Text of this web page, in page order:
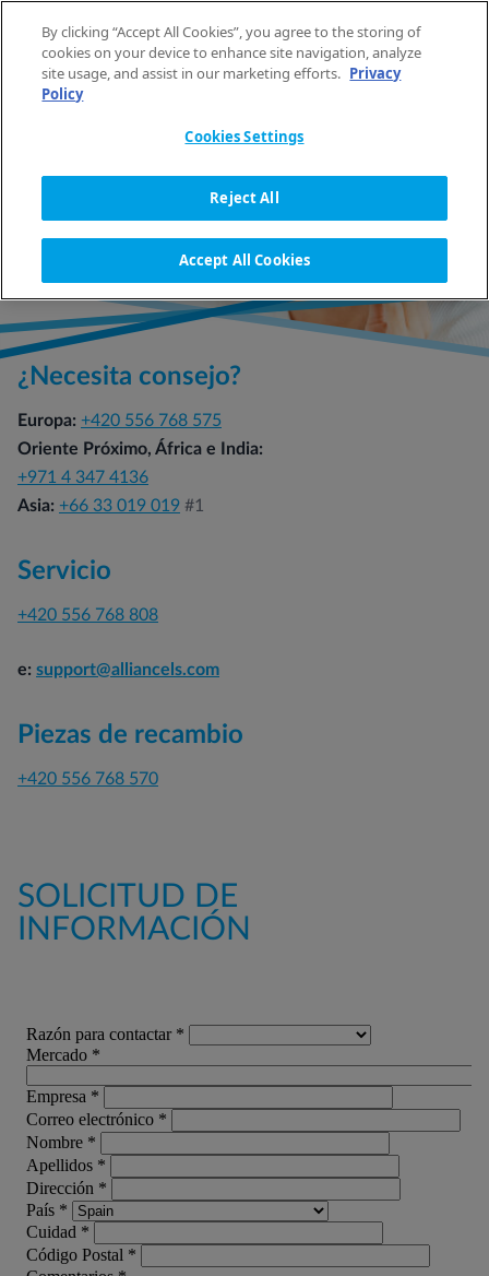
ES
INICIO PÓNGASE EN CONTACTO CON NOSOTROS
PÓNGASE EN CONTACTO
CON NOSOTROS
¿Necesita consejo?
Europa: +420 556 768 575
Oriente Próximo, África e India:
+971 4 347 4136
Asia: +66 33 019 019 #1
Servicio
+420 556 768 808
e: support@alliancels.com
Piezas de recambio
+420 556 768 570
SOLICITUD DE
INFORMACIÓN
By clicking “Accept All Cookies”, you agree to the storing of
cookies on your device to enhance site navigation, analyze
site usage, and assist in our marketing efforts. Privacy
Policy
Cookies Settings
Reject All
Accept All Cookies